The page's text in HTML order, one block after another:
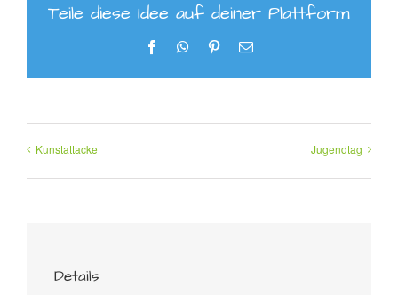
Teile diese Idee auf deiner Plattform
FacebookWhatsApp
Pinterest
E-
Kunstattacke Jugendtag
Details